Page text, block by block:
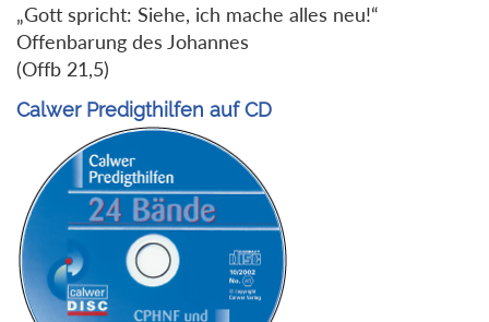
„Gott spricht: Siehe, ich mache alles neu!“
Offenbarung des Johannes
(Offb 21,5)
Calwer Predigthilfen auf CD